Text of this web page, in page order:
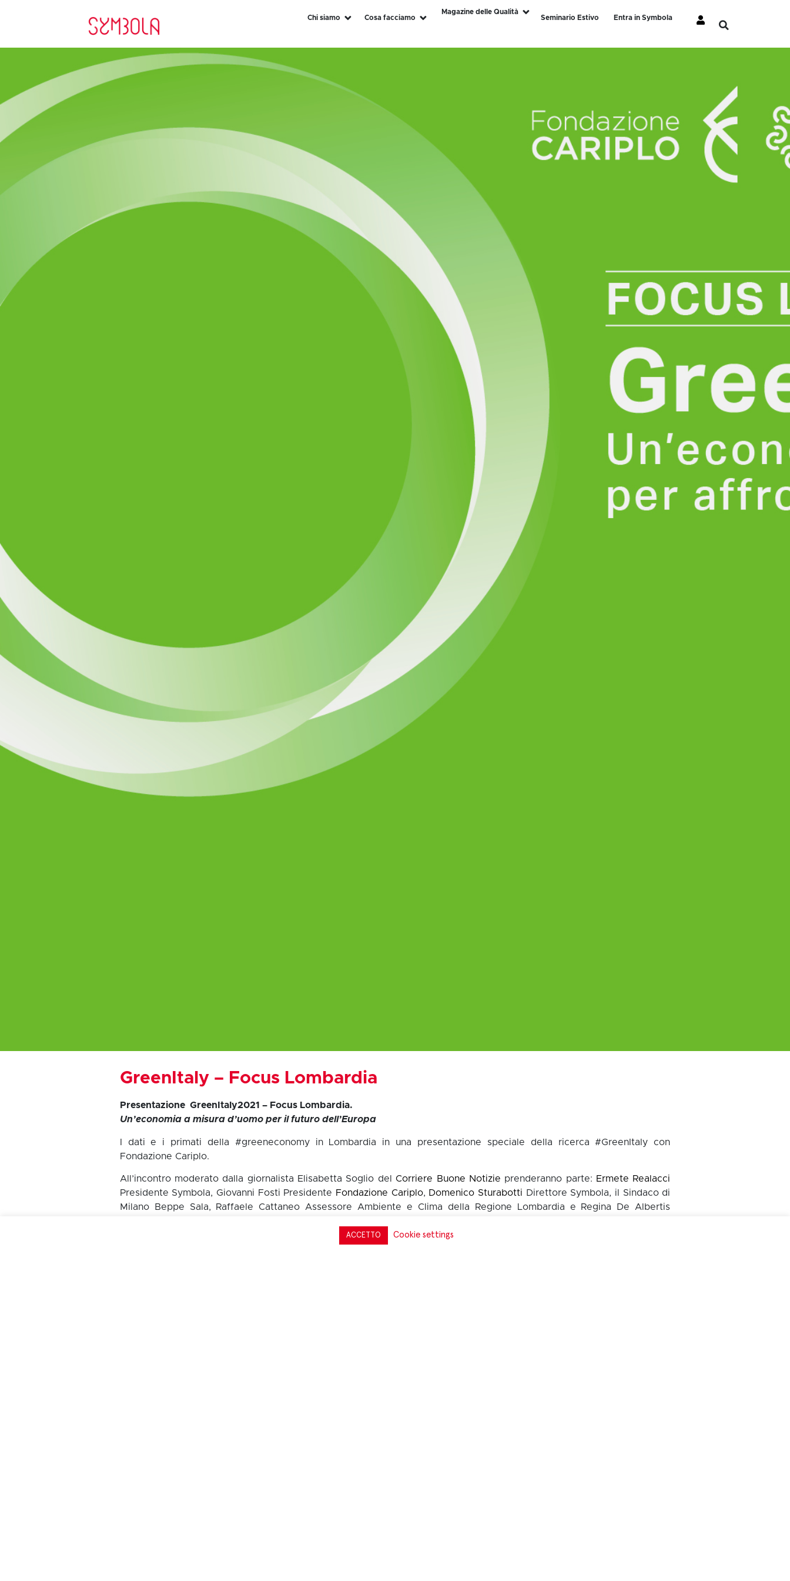
Chi siamo Cosa facciamo
Magazine delle Qualità
Seminario Estivo
Entra in Symbola
GreenItaly – Focus Lombardia
Presentazione GreenItaly2021 – Focus Lombardia.
Un’economia a misura d’uomo per il futuro dell’Europa
I dati e i primati della #greeneconomy in Lombardia in una presentazione speciale della ricerca #GreenItaly con
Fondazione Cariplo.
All’incontro moderato dalla giornalista Elisabetta Soglio delCorriere Buone Notizie prenderanno parte: Ermete Realacci
Presidente Symbola, Giovanni Fosti Presidente Fondazione Cariplo, Domenico Sturabotti Direttore Symbola, il Sindaco di
Milano Beppe Sala, Raffaele Cattaneo Assessore Ambiente e Clima della Regione Lombardia e Regina De Albertis
per consultare la ricerca completa GreenItaly 2021.
ACCETTO Cookie settings